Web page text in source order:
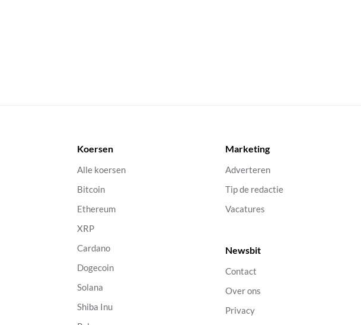
Koersen
Alle koersen
Bitcoin
Ethereum
XRP
Cardano
Dogecoin
Solana
Shiba Inu
Marketing
Adverteren
Tip de redactie
Vacatures
Newsbit
Contact
Over ons
Privacy